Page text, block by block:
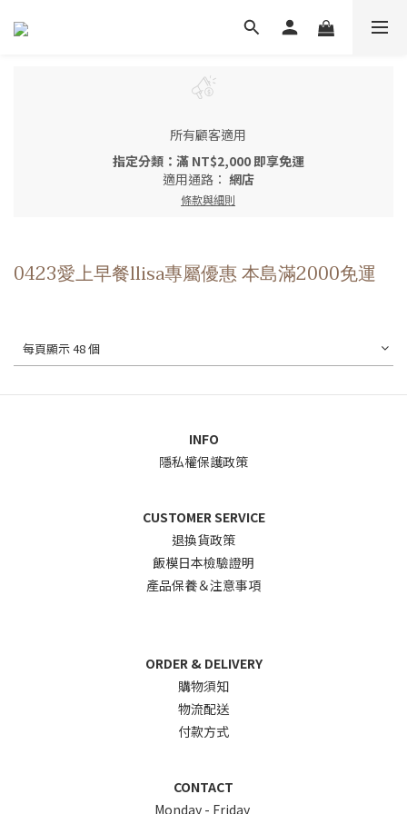
所有顧客適用
指定分類：滿 NT$2,000 即享免運
適用通路： 網店
條款與細則
0423愛上早餐llisa專屬優惠 本島滿2000免運
每頁顯示 48 個
INFO
隱私權保護政策
CUSTOMER SERVICE
退換貨政策
飯模日本檢驗證明
產品保養＆注意事項
ORDER & DELIVERY
購物須知
物流配送
付款方式
CONTACT
Monday - Friday